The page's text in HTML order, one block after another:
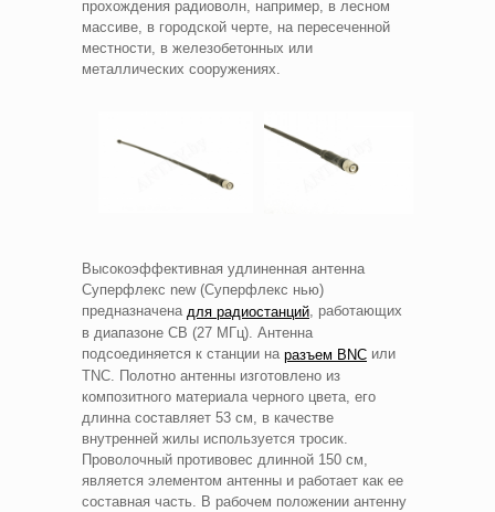
прохождения радиоволн, например, в лесном
массиве, в городской черте, на пересеченной
местности, в железобетонных или
металлических сооружениях.
Высокоэффективная удлиненная антенна
Суперфлекс new (Суперфлекс нью)
предназначена для радиостанций , работающих
в диапазоне CB (27 МГц). Антенна
подсоединяется к станции на разъем BNC или
TNC. Полотно антенны изготовлено из
композитного материала черного цвета, его
длинна составляет 53 см, в качестве
внутренней жилы используется тросик.
Проволочный противовес длинной 150 см,
является элементом антенны и работает как ее
составная часть. В рабочем положении антенну